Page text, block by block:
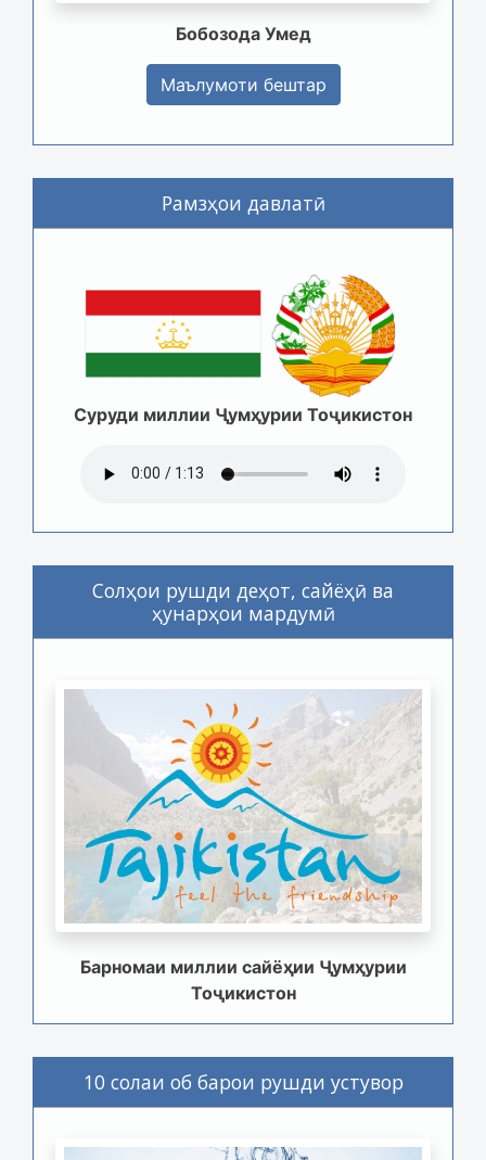
Бобозода Умед
Маълумоти бештар
Рамзҳои давлатӣ
Суруди миллии Ҷумҳурии Тоҷикистон
Солҳои рушди деҳот, сайёҳӣ ва
ҳунарҳои мардумӣ
Барномаи миллии сайёҳии Ҷумҳурии
Тоҷикистон
10 солаи об барои рушди устувор